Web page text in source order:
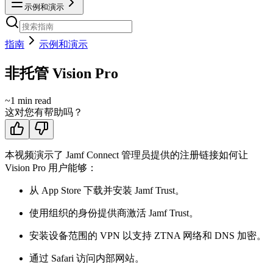
示例和演示
指南 示例和演示
非托管 Vision Pro
~1 min read
这对您有帮助吗？
本视频演示了 Jamf Connect 管理员提供的注册链接如何让
Vision Pro 用户能够：
从 App Store 下载并安装 Jamf Trust。
使用组织的身份提供商激活 Jamf Trust。
安装设备范围的 VPN 以支持 ZTNA 网络和 DNS 加密。
通过 Safari 访问内部网站。